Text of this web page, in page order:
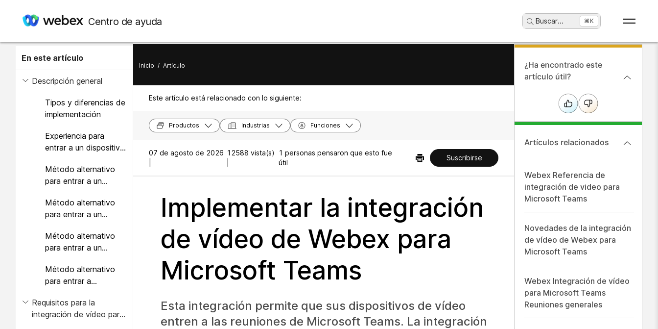
Centro de ayuda Buscar... ⌘K
En este artículo
Descripción general
Tipos y diferencias de
implementación
Experiencia para
entrar a un dispositivo
invitación a la reunión
Método alternativo
para entrar a un
marcado directo
Método alternativo
para entrar a un
botón Entrar
Método alternativo
para entrar a un
botón de Microsoft
Teams
Método alternativo
para entrar a
unión entre inquilinos
Requisitos para la
integración de vídeo para
Inicio / Artículo
Este artículo está relacionado con lo siguiente:
Productos Industrias Funciones
07 de agosto de 2026 12588 vista(s)
1 personas pensaron que esto fue
útil
Suscribirse
Implementar la integración
de vídeo de Webex para
Microsoft Teams
Esta integración permite que sus dispositivos de vídeo
entren a las reuniones de Microsoft Teams. La integración
¿Ha encontrado este
artículo útil?
Artículos relacionados
Webex Referencia de
integración de video para
Microsoft Teams
Novedades de la integración
de vídeo de Webex para
Microsoft Teams
Webex Integración de vídeo
para Microsoft Teams
Reuniones generales